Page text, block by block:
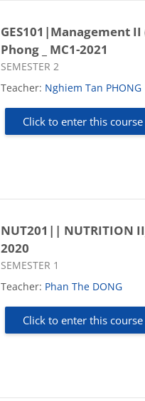
GES101|Management II
Phong _ MC1-2021
Course category
SEMESTER 2
Teacher: Nghiem Tan PHONG
Click to enter this course
NUT201|| NUTRITION
2020
Course category
SEMESTER 1
Teacher: Phan The DONG
Click to enter this course